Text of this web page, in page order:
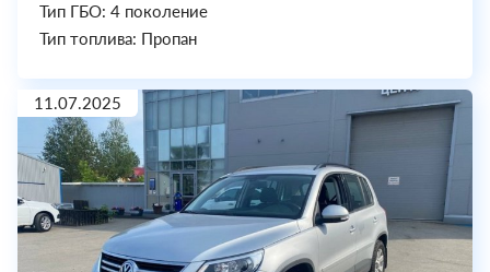
Тип ГБО: 4 поколение
Тип топлива: Пропан
11.07.2025